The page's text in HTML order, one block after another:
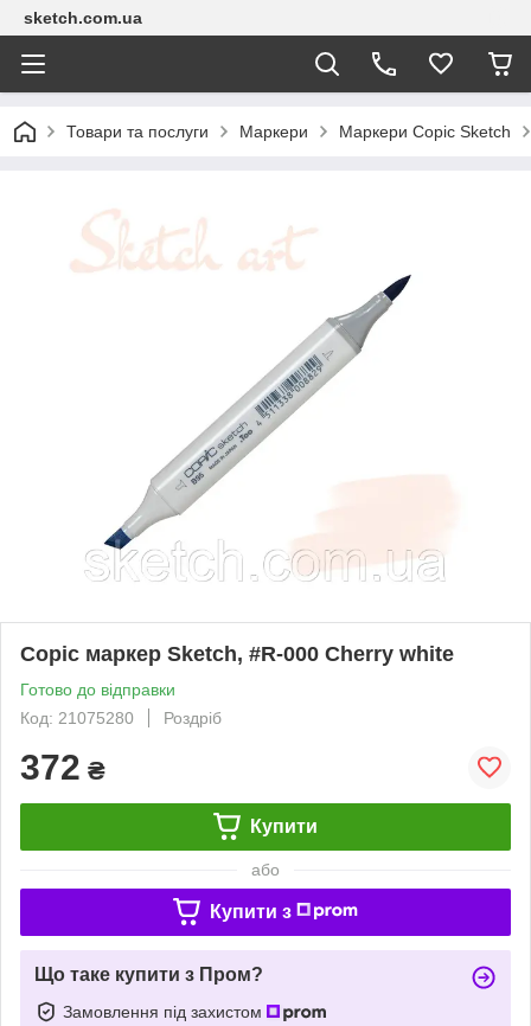
sketch.com.ua
Товари та послуги Маркери Маркери Copic Sketch
Copic маркер Sketch, #R-000 Cherry white
Готово до відправки
Код: 21075280
Роздріб
372 ₴
Купити
або
Купити з
Що таке купити з Пром?
Замовлення під захистом